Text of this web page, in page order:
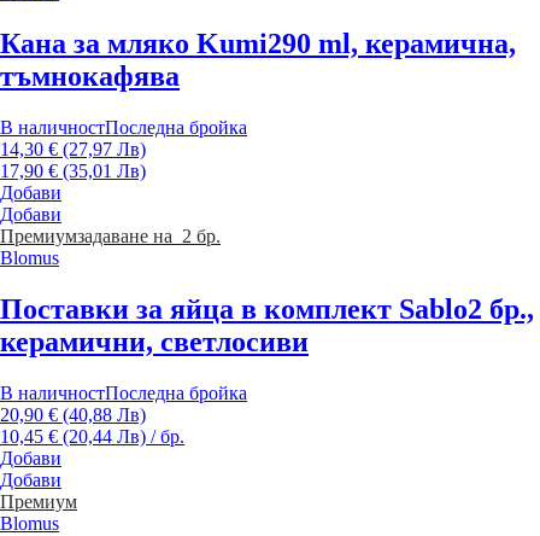
Кана за мляко Kumi290 ml, керамична,
тъмнокафява
В наличностПоследна бройка
14,30 € (27,97 Лв)
17,90 € (35,01 Лв)
Добави
Добави
Премиумзадаване на 2 бр.
Blomus
Поставки за яйца в комплект Sablo2 бр.,
керамични, светлосиви
В наличностПоследна бройка
20,90 € (40,88 Лв)
10,45 € (20,44 Лв) / бр.
Добави
Добави
Премиум
Blomus